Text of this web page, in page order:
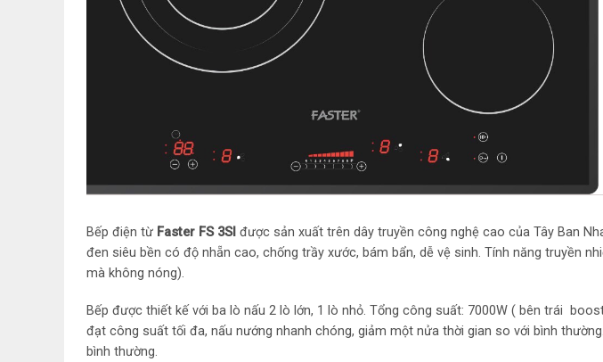
Bếp điện từ Faster FS 3SI được sản xuất trên dây truyền công nghệ cao của Tây Ban
đen siêu bền có độ nhẵn cao, chống trầy xước, bám bẩn, dễ vệ sinh. Tính năng truyền
mà không nóng).
Bếp được thiết kế với ba lò nấu 2 lò lớn, 1 lò nhỏ. Tổng công suất: 7000W ( bên trái
đạt công suất tối đa, nấu nướng nhanh chóng, giảm một nửa thời gian so với bình
bình thường.